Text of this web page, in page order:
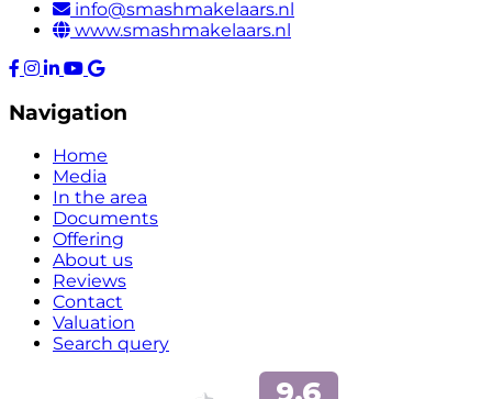
info@smashmakelaars.nl
www.smashmakelaars.nl
Navigation
Home
Media
In the area
Documents
Offering
About us
Reviews
Contact
Valuation
Search query